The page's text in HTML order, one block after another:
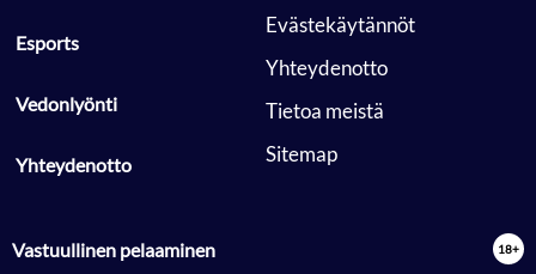
Esports
Vedonlyönti
Yhteydenotto
Evästekäytännöt
Yhteydenotto
Tietoa meistä
Sitemap
Vastuullinen pelaaminen